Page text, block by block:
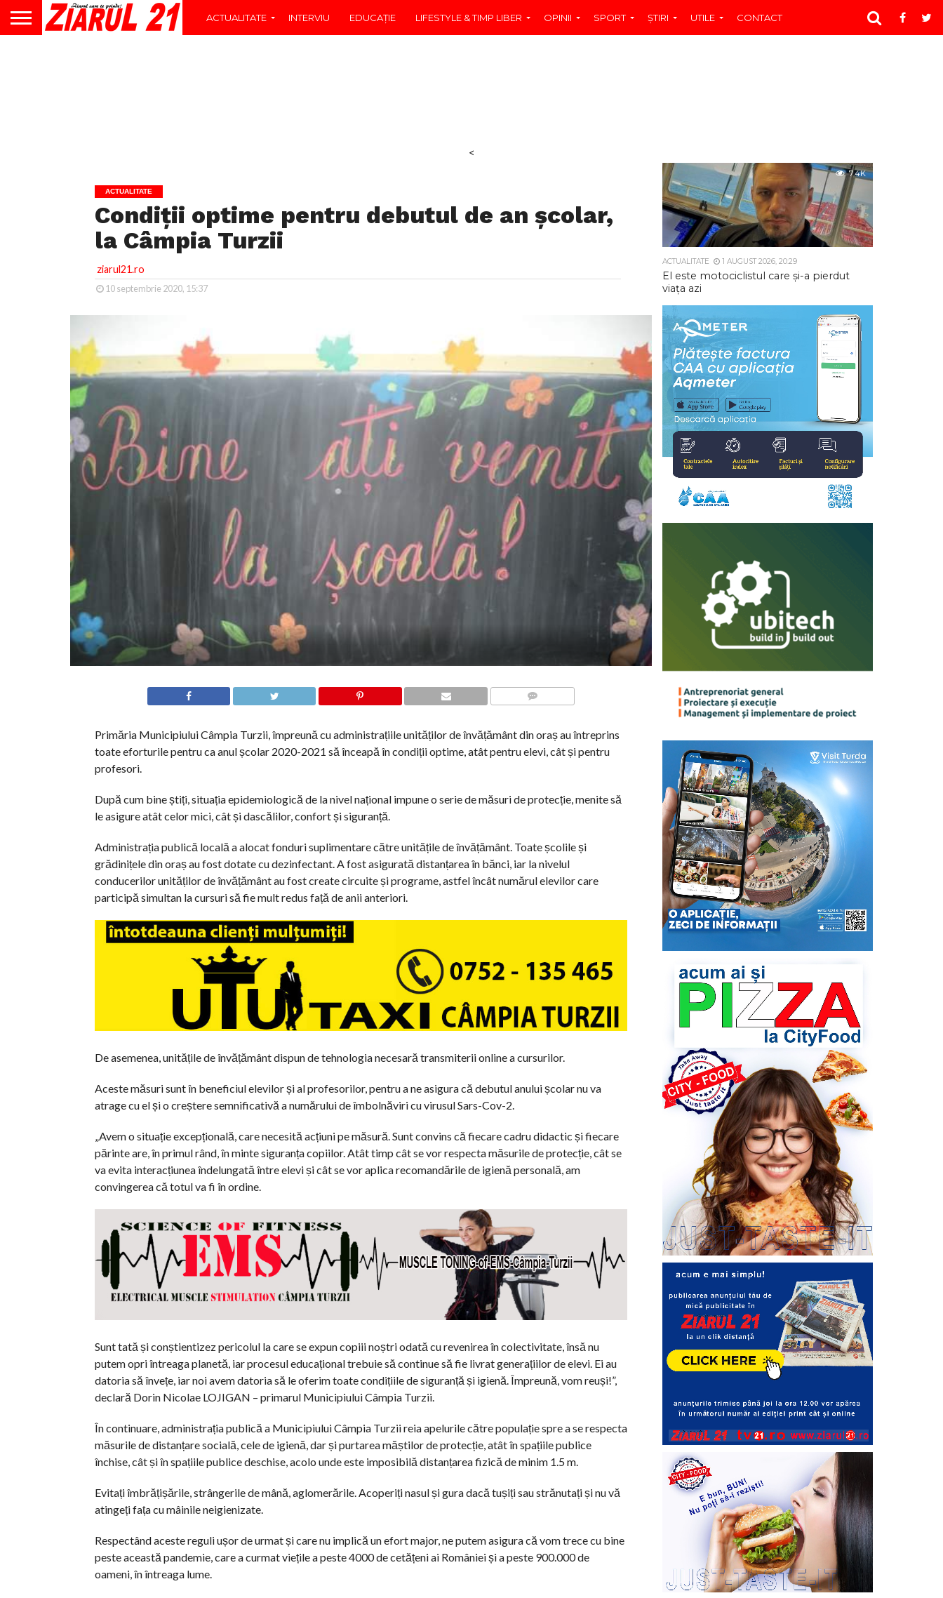
ACTUALITATE INTERVIU EDUCAŢIE LIFESTYLE & TIMP LIBER OPINII SPORT ŞTIRI UTILE CONTACT
<
ACTUALITATE
Condiții optime pentru debutul de an școlar,
la Câmpia Turzii
ziarul21.ro
10 septembrie 2020, 15:37
Primăria Municipiului Câmpia Turzii, împreună cu administrațiile unităților de învățământ din oraș au întreprins
toate eforturile pentru ca anul școlar 2020-2021 să înceapă în condiții optime, atât pentru elevi, cât și pentru
profesori.
După cum bine știți, situația epidemiologică de la nivel național impune o serie de măsuri de protecție, menite să
le asigure atât celor mici, cât și dascălilor, confort și siguranță.
Administrația publică locală a alocat fonduri suplimentare către unitățile de învățământ. Toate școlile și
grădinițele din oraș au fost dotate cu dezinfectant. A fost asigurată distanțarea în bănci, iar la nivelul
conducerilor unităților de învățământ au fost create circuite și programe, astfel încât numărul elevilor care
participă simultan la cursuri să fie mult redus față de anii anteriori.
De asemenea, unitățile de învățământ dispun de tehnologia necesară transmiterii online a cursurilor.
Aceste măsuri sunt în beneficiul elevilor și al profesorilor, pentru a ne asigura că debutul anului școlar nu va
atrage cu el și o creștere semnificativă a numărului de îmbolnăviri cu virusul Sars-Cov-2.
„Avem o situație excepțională, care necesită acțiuni pe măsură. Sunt convins că fiecare cadru didactic și fiecare
părinte are, în primul rând, în minte siguranța copiilor. Atât timp cât se vor respecta măsurile de protecție, cât se
va evita interacțiunea îndelungată între elevi și cât se vor aplica recomandările de igienă personală, am
convingerea că totul va fi în ordine.
Sunt tată și conștientizez pericolul la care se expun copiii noștri odată cu revenirea în colectivitate, însă nu
putem opri întreaga planetă, iar procesul educațional trebuie să continue să fie livrat generațiilor de elevi. Ei au
datoria să învețe, iar noi avem datoria să le oferim toate condițiile de siguranță și igienă. Împreună, vom reuși!”,
declară Dorin Nicolae LOJIGAN – primarul Municipiului Câmpia Turzii.
În continuare, administrația publică a Municipiului Câmpia Turzii reia apelurile către populație spre a se respecta
măsurile de distanțare socială, cele de igienă, dar și purtarea măștilor de protecție, atât în spațiile publice
închise, cât și în spațiile publice deschise, acolo unde este imposibilă distanțarea fizică de minim 1.5 m.
Evitați îmbrățișările, strângerile de mână, aglomerările. Acoperiți nasul și gura dacă tușiți sau strănutați și nu vă
atingeți fața cu mâinile neigienizate.
Respectând aceste reguli ușor de urmat și care nu implică un efort major, ne putem asigura că vom trece cu bine
peste această pandemie, care a curmat viețile a peste 4000 de cetățeni ai României și a peste 900.000 de
oameni, în întreaga lume.
7.4K
ACTUALITATE 1 AUGUST 2026, 20:29
El este motociclistul care și-a pierdut
viața azi